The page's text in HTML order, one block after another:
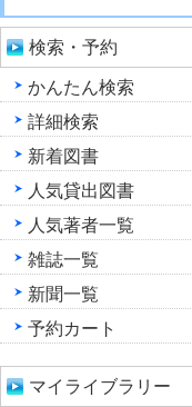
検索・予約
かんたん検索
詳細検索
新着図書
人気貸出図書
人気著者一覧
雑誌一覧
新聞一覧
予約カート
マイライブラリー